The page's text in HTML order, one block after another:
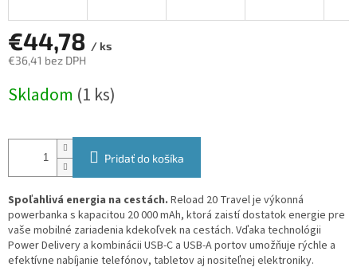
€44,78 / ks
€36,41 bez DPH
cena:
Skladom (1 ks)
Pridať do košíka
Spoľahlivá energia na cestách. Reload 20 Travel je výkonná
powerbanka s kapacitou 20 000 mAh, ktorá zaistí dostatok energie pre
vaše mobilné zariadenia kdekoľvek na cestách. Vďaka technológii
Power Delivery a kombinácii USB-C a USB-A portov umožňuje rýchle a
efektívne nabíjanie telefónov, tabletov aj nositeľnej elektroniky.